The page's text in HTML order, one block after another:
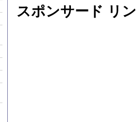
スポンサード リ